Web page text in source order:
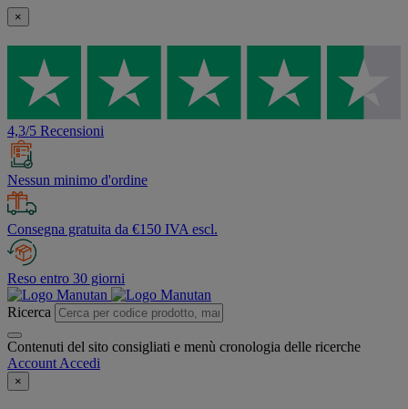
×
4,3/5 Recensioni
Nessun minimo d'ordine
Consegna gratuita da €150 IVA escl.
Reso entro 30 giorni
Ricerca
Contenuti del sito consigliati e menù cronologia delle ricerche
Account Accedi
×